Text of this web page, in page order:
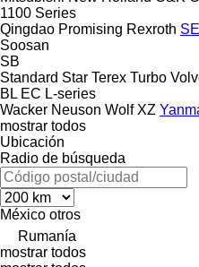
1100 Series
Qingdao Promising Rexroth
Soosan
SB
Standard Star Terex Turbo
BL EC L-series
Wacker Neuson Wolf XZ
mostrar todos
Ubicación
Radio de búsqueda
México otros
Rumanía
mostrar todos